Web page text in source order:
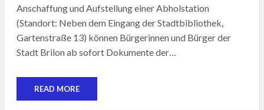
Anschaffung und Aufstellung einer Abholstation
(Standort: Neben dem Eingang der Stadtbibliothek,
Gartenstraße 13) können Bürgerinnen und Bürger der
Stadt Brilon ab sofort Dokumente der…
READ MORE